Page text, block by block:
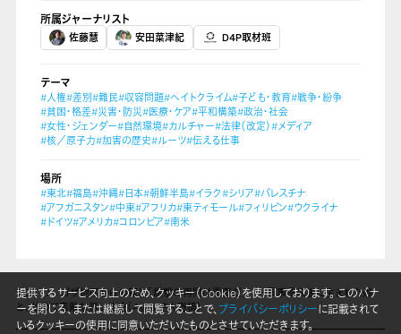
所属ジャーナリスト
佐藤慧 安田菜津紀 D4P取材班
テーマ
#人権#差別#難民#収容問題#ヘイトクライム#子ども・教育#戦争・紛争
#貧困・格差#災害・防災#医療・ケア#平和構築#政治・社会
#女性・ジェンダー#自然環境#カルチャー#法律（改定）#メディア
#核／原子力#加害の歴史#ルーツ#伝える仕事
場所
#東北#福島#沖縄#日本#朝鮮半島#イラク#シリア#パレスチナ
#アフガニスタン#中東#アフリカ#東ティモール#フィリピン#ウクライナ
#ドイツ#アメリカ#コロンビア#南米
TOP
ガザ地区からの報告「爆撃の再開は悪夢だ」――軍事侵攻後に生まれた娘
と、せめて素敵な思い出を（Aysarさん寄稿）
提供するサービス向上のため、クッキー（Cookie）を使用しております。 このバナ
ーを閉じる、または継続して閲覧することで、プライバシーポリシーに記載されて
いるクッキーの使用に同意いただいたものとさせていただきます。